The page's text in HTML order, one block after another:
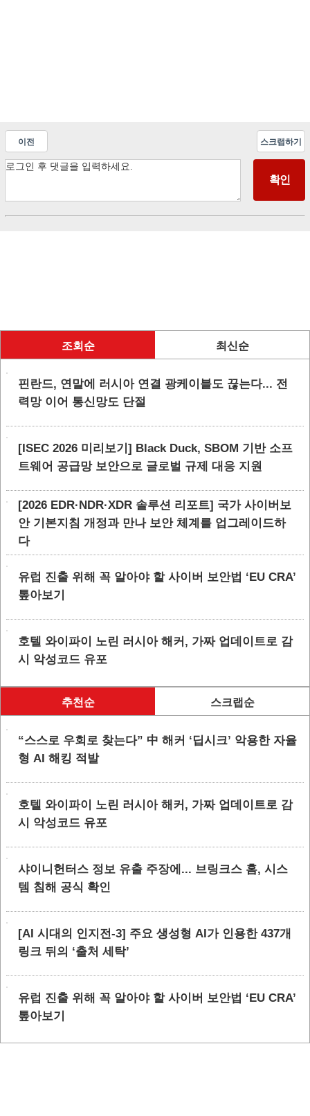
이전 스크랩하기
조회순 최신순
핀란드, 연말에 러시아 연결 광케이블도 끊는다... 전
력망 이어 통신망도 단절
[ISEC 2026 미리보기] Black Duck, SBOM 기반 소프
트웨어 공급망 보안으로 글로벌 규제 대응 지원
[2026 EDR·NDR·XDR 솔루션 리포트] 국가 사이버보
안 기본지침 개정과 만나 보안 체계를 업그레이드하
다
유럽 진출 위해 꼭 알아야 할 사이버 보안법 ‘EU CRA’
톺아보기
호텔 와이파이 노린 러시아 해커, 가짜 업데이트로 감
시 악성코드 유포
추천순 스크랩순
“스스로 우회로 찾는다” 中 해커 ‘딥시크’ 악용한 자율
형 AI 해킹 적발
호텔 와이파이 노린 러시아 해커, 가짜 업데이트로 감
시 악성코드 유포
샤이니헌터스 정보 유출 주장에... 브링크스 홈, 시스
템 침해 공식 확인
[AI 시대의 인지전-3] 주요 생성형 AI가 인용한 437개
링크 뒤의 ‘출처 세탁’
유럽 진출 위해 꼭 알아야 할 사이버 보안법 ‘EU CRA’
톺아보기